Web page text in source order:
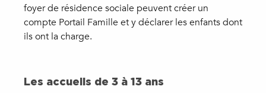
foyer de résidence sociale peuvent créer un
compte Portail Famille et y déclarer les enfants dont
ils ont la charge.
Les accueils de 3 à 13 ans